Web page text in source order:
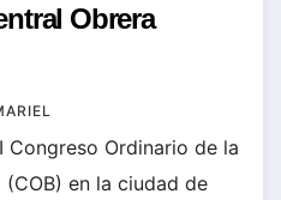
Obrera
Congreso Ordinario de la
en la ciudad de